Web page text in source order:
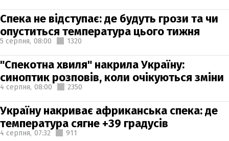
Спека не відступає: де будуть грози та чи
опуститься температура цього тижня
5 серпня, 08:00 1320
"Спекотна хвиля" накрила Україну:
синоптик розповів, коли очікуються зміни
4 серпня, 08:00 2350
Україну накриває африканська спека: де
температура сягне +39 градусів
4 серпня, 07:32 911